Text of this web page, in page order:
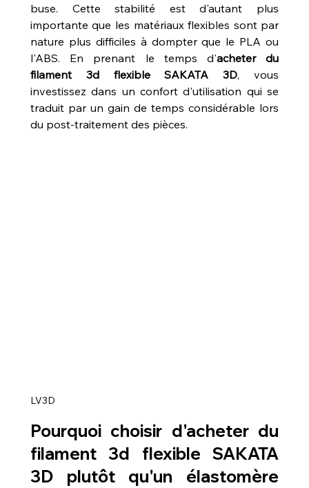
buse. Cette stabilité est d'autant plus
importante que les matériaux flexibles sont par
nature plus difficiles à dompter que le PLA ou
l'ABS. En prenant le temps d'acheter du
filament 3d flexible SAKATA 3D, vous
investissez dans un confort d'utilisation qui se
traduit par un gain de temps considérable lors
du post-traitement des pièces.
LV3D
Pourquoi choisir d'acheter du
filament 3d flexible SAKATA
3D plutôt qu'un élastomère